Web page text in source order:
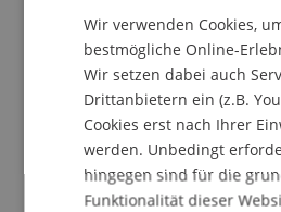
Wettbewerb teil und
an der Universität
nahmen über 50 Studierende
Das Team «CityVision» mit
Gresser, Lukas Lipsky, Julius
Sibel Sallamaci, Maximilian
Wir verwenden Cookies,
bestmögliche Online-
Wir setzen dabei auch
Drittanbietern ein (z.B.
Cookies erst nach Ihrer
werden. Unbedingt
hingegen sind für die
Funktionalität dieser